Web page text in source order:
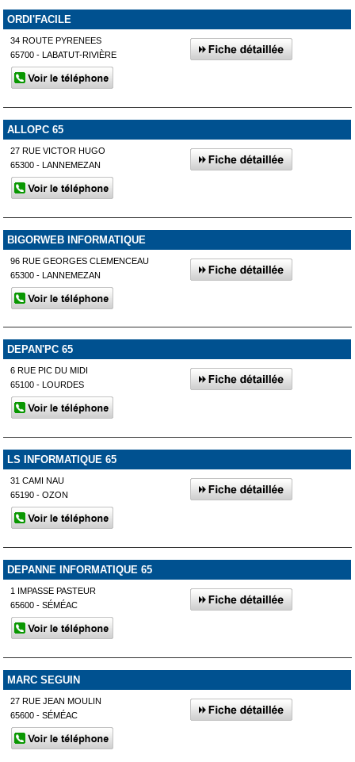
ORDI'FACILE
34 ROUTE PYRENEES
65700 - LABATUT-RIVIÈRE
ALLOPC 65
27 RUE VICTOR HUGO
65300 - LANNEMEZAN
BIGORWEB INFORMATIQUE
96 RUE GEORGES CLEMENCEAU
65300 - LANNEMEZAN
DEPAN'PC 65
6 RUE PIC DU MIDI
65100 - LOURDES
LS INFORMATIQUE 65
31 CAMI NAU
65190 - OZON
DEPANNE INFORMATIQUE 65
1 IMPASSE PASTEUR
65600 - SÉMÉAC
MARC SEGUIN
27 RUE JEAN MOULIN
65600 - SÉMÉAC